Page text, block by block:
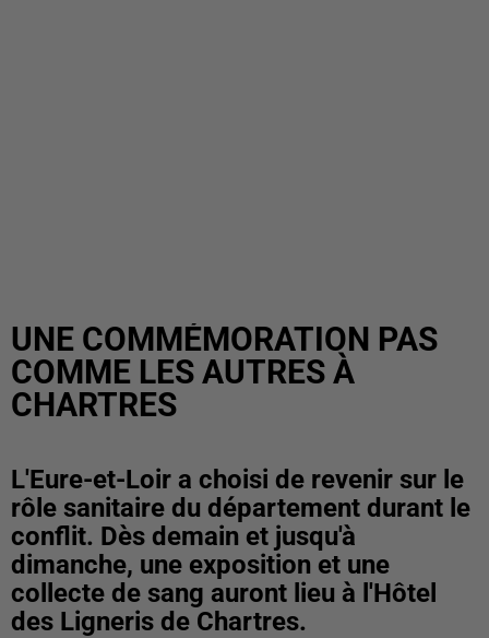
UNE COMMÉMORATION PAS
COMME LES AUTRES À
CHARTRES
L'Eure-et-Loir a choisi de revenir sur le
rôle sanitaire du département durant le
conflit. Dès demain et jusqu'à
dimanche, une exposition et une
collecte de sang auront lieu à l'Hôtel
des Ligneris de Chartres.